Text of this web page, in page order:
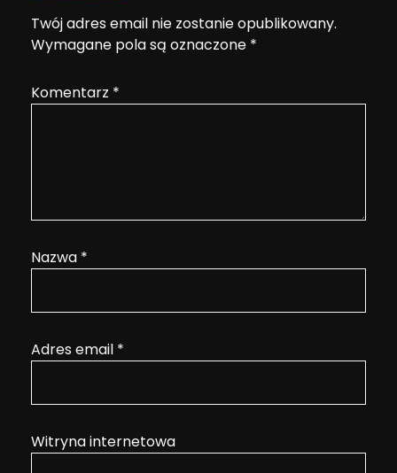
Twój adres email nie zostanie opublikowany.
Wymagane pola są oznaczone *
Komentarz *
Nazwa *
Adres email *
Witryna internetowa